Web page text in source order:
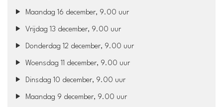
Maandag 16 december, 9.00 uur
Vrijdag 13 december, 9.00 uur
Donderdag 12 december, 9.00 uur
Woensdag 11 december, 9.00 uur
Dinsdag 10 december, 9.00 uur
Maandag 9 december, 9.00 uur